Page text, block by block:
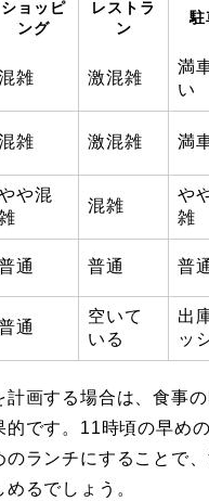
ショッピ
ング
レストラ
ン
駐
雑 激混雑
満
い
雑 激混雑 満
や混
混雑
や
雑
通 普通 普
通
空いて
いる
出
ッ
計画する場合は、食事
的です。11時頃の早め
のランチにすることで
るでしょう。